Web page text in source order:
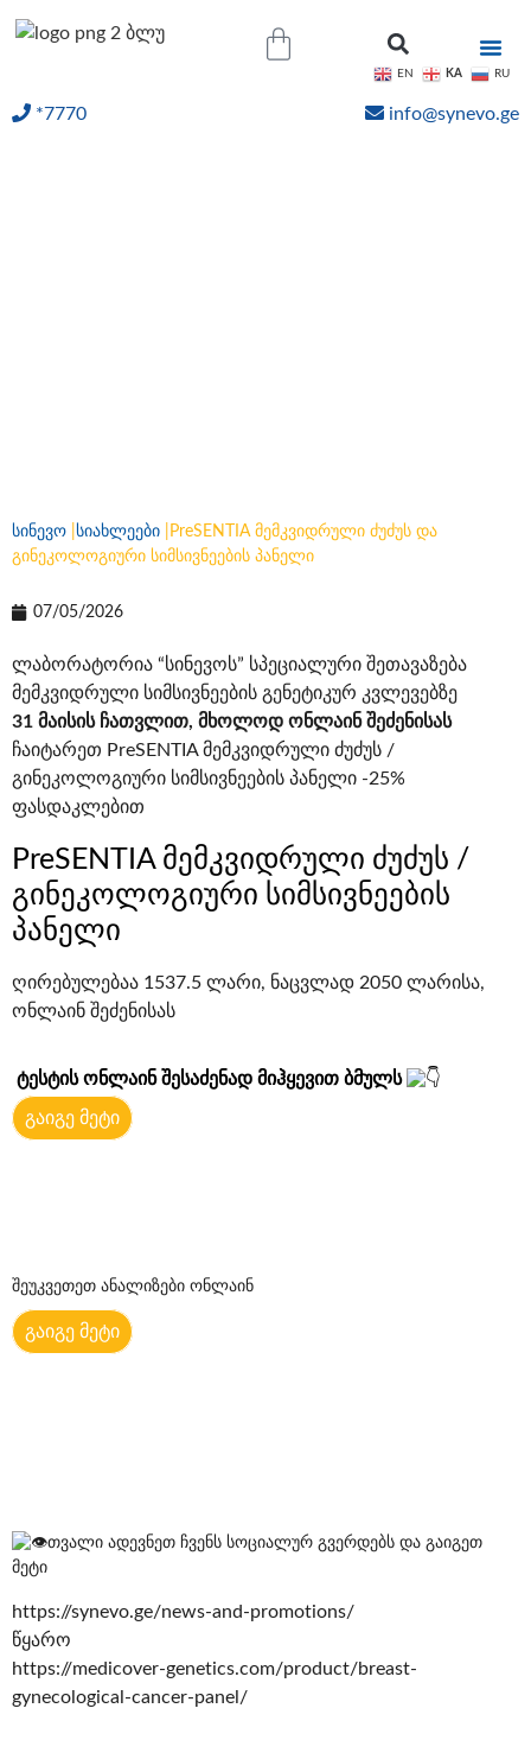
*7770 info@synevo.ge
სინევო სიახლეები
PreSENTIA მემკვიდრული ძუძუს და
გინეკოლოგიური სიმსივნეების პანელი
07/05/2026
ლაბორატორია “სინევოს” სპეციალური შეთავაზება
მემკვიდრული სიმსივნეების გენეტიკურ კვლევებზე
31 მაისის ჩათვლით, მხოლოდ ონლაინშეძენისას
ჩაიტარეთ PreSENTIA მემკვიდრული ძუძუს /
გინეკოლოგიური სიმსივნეების პანელი -25%
ფასდაკლებით
PreSENTIA მემკვიდრული ძუძუს /
გინეკოლოგიური სიმსივნეების
პანელი
ღირებულებაა 1537.5 ლარი, ნაცვლად 2050 ლარისა,
ონლაინ შეძენისას
ტესტის ონლაინ შესაძენად მიჰყევით ბმულს
გაიგე მეტი
შეუკვეთეთ ანალიზები ონლაინ
გაიგე მეტი
თვალი ადევნეთ ჩვენს სოციალურ გვერდებს და გაიგეთ
მეტი
https://synevo.ge/news-and-promotions/
წყარო
https://medicover-genetics.com/product/breast-
gynecological-cancer-panel/
EN KA RU